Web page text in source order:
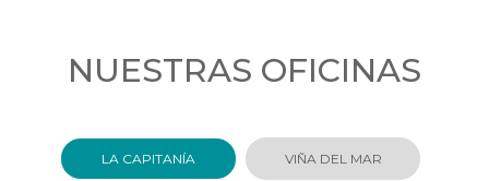
NUESTRAS OFICINAS
LA CAPITANÍA VIÑA DEL MAR